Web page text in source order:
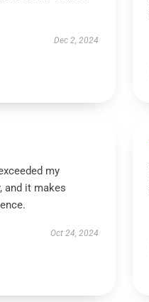
Dec 2, 2024
my
and it makes
Oct 24, 2024